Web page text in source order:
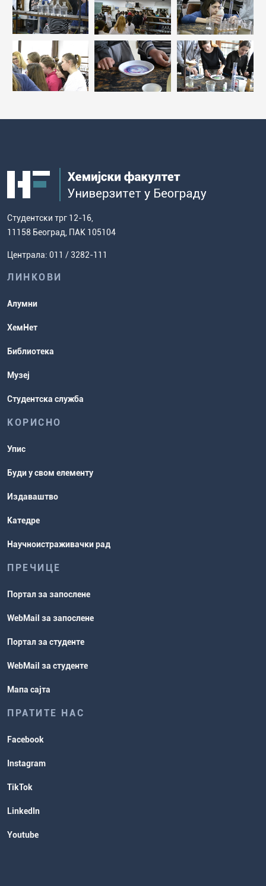
Студентски трг 12-16,
11158 Београд, ПАК 105104
Централа: 011 / 3282-111
ЛИНКОВИ
Алумни
ХемНет
Библиотека
Музеј
Студентска служба
КОРИСНО
Упис
Буди у свом елементу
Издаваштво
Катедре
Научноистраживачки рад
ПРЕЧИЦЕ
Портал за запослене
WebMail за запослене
Портал за студенте
WebMail за студенте
Мапа сајта
ПРАТИТЕ НАС
Facebook
Instagram
TikTok
LinkedIn
Youtube